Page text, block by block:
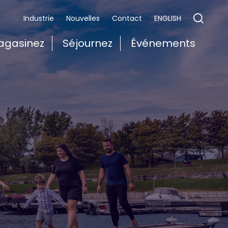
Industrie Nouvelles Contact ENGLISH
Séjournez Événements